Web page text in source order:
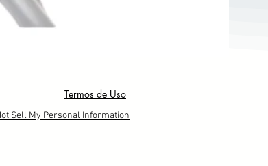
Termos de Uso
Sell My Personal Information